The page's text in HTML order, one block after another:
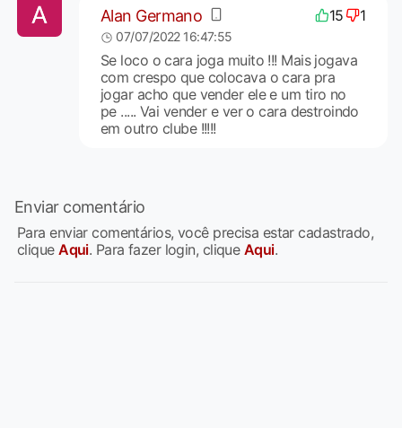
Alan Germano 15 1
07/07/2022 16:47:55
Se loco o cara joga muito !!! Mais jogava
com crespo que colocava o cara pra
jogar acho que vender ele e um tiro no
pe ..... Vai vender e ver o cara destroindo
em outro clube !!!!!
Enviar comentário
Para enviar comentários, você precisa estar cadastrado,
cliqueAqui. Para fazer login, clique Aqui.